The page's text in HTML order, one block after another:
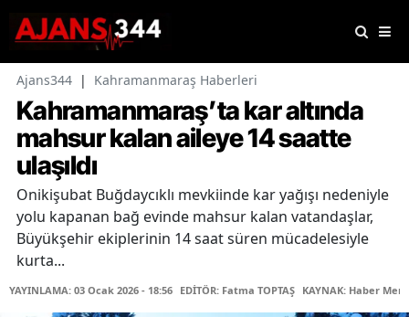
Ajans344 | Kahramanmaraş Haberleri
Kahramanmaraş’ta kar altında
mahsur kalan aileye 14 saatte
ulaşıldı
Onikişubat Buğdaycıklı mevkiinde kar yağışı nedeniyle
yolu kapanan bağ evinde mahsur kalan vatandaşlar,
Büyükşehir ekiplerinin 14 saat süren mücadelesiyle
kurta...
YAYINLAMA: 03 Ocak 2026 - 18:56 EDİTÖR: Fatma TOPTAŞ KAYNAK: Haber